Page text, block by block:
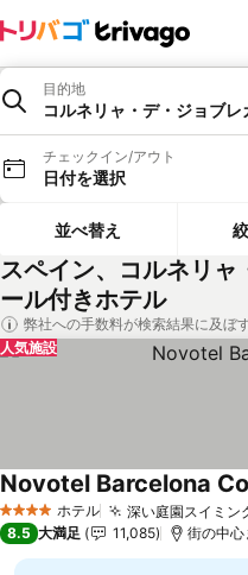
目的地
コルネリャ・デ・ジョブレ
チェックイン/アウト
日付を選択
並べ替え
スペイン、コルネリ
ール付きホテル
弊社への手数料が検索結果に及ぼ
人気施設
4 ホテルのランク
ホテル 深い庭園スイミン
Novotel Barcelona
8.5 大満足 11,085 街の中心